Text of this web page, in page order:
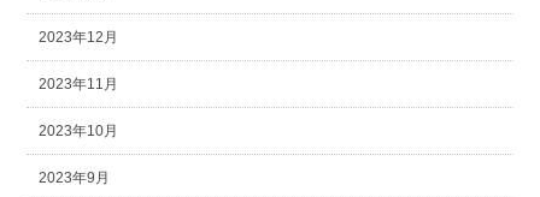
2023年12月
2023年11月
2023年10月
2023年9月